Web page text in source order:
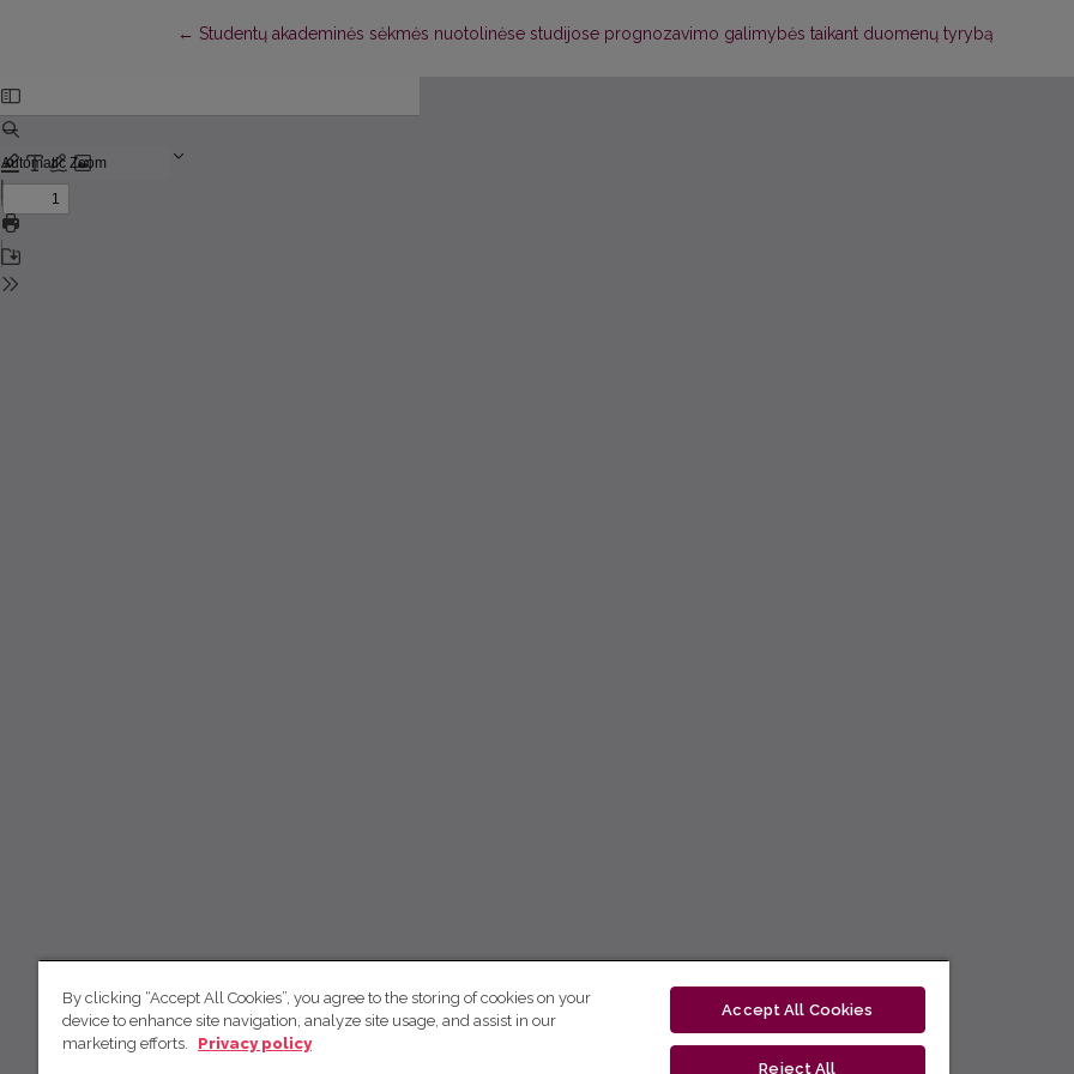
← Return to Article Details
Studentų akademinės sėkmės nuotolinėse studijose prognozavimo galimybės taikant duomenų tyrybą
By clicking “Accept All Cookies”, you agree to the storing of cookies on your
device to enhance site navigation, analyze site usage, and assist in our
marketing efforts.
Privacy policy
Accept All Cookies
Reject All